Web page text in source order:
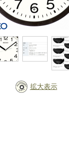
拡大表示